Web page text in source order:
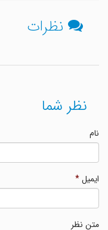
نظرات
نظر شما
ایمیل*
متن نظر